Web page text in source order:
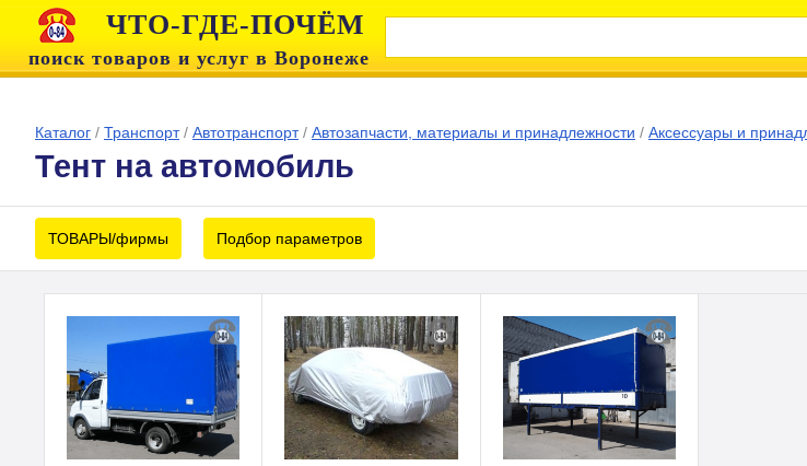
ЧТО-ГДЕ-ПОЧЁМ
поиск товаров и услуг в Воронеже
Каталог / Транспорт/ Автотранспорт/ Автозапчасти, материалы и принадлежности / Аксессуары и
Тент на автомобиль
ТОВАРЫ/фирмы Подбор параметров